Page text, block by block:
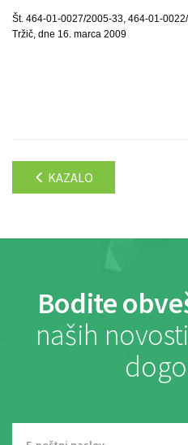
Št. 464-01-0027/2005-33, 464-01-
Tržič, dne 16. marca 2009
KAZALO
Bodite
naših